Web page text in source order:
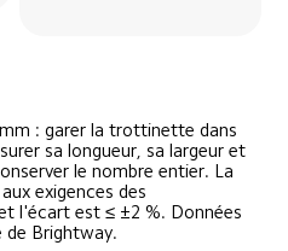
: garer la trottinette dans
sa longueur, sa largeur et
le nombre entier. La
exigences des
l'écart est ≤ ±2 %. Données
Brightway.